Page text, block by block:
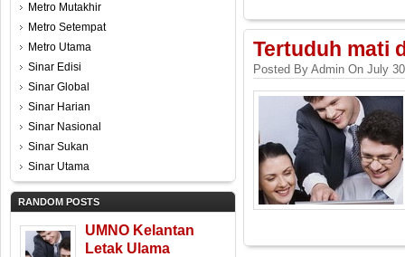
Metro Mutakhir
Metro Setempat
Metro Utama
Sinar Edisi
Sinar Global
Sinar Harian
Sinar Nasional
Sinar Sukan
Sinar Utama
RANDOM POSTS
UMNO Kelantan
Letak Ulama
Tertuduh mati
Posted By Admin On July